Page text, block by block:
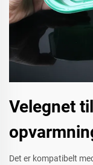
Velegnet
Det er kompatibelt